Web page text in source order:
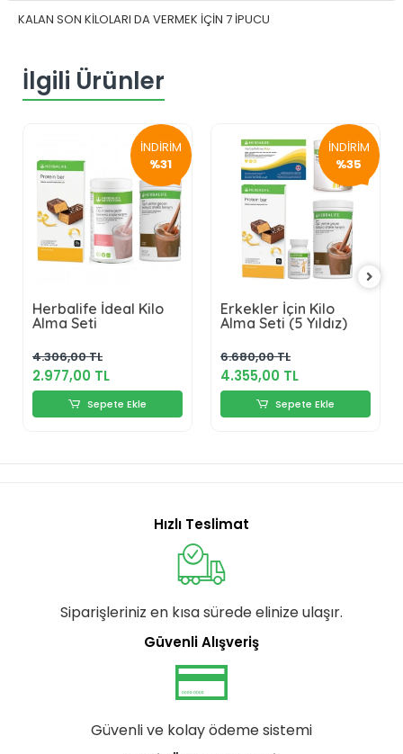
KALAN SON KİLOLARI DA VERMEK İÇİN 7 İPUCU
İlgili Ürünler
İNDİRİM
%31
Herbalife İdeal Kilo
Alma Seti
4.306,00 TL
2.977,00 TL
Sepete Ekle
İNDİRİM
%35
Erkekler İçin Kilo
Alma Seti (5 Yıldız)
6.680,00 TL
4.355,00 TL
Sepete Ekle
Hızlı Teslimat
Siparişleriniz en kısa sürede elinize ulaşır.
Güvenli Alışveriş
Güvenli ve kolay ödeme sistemi